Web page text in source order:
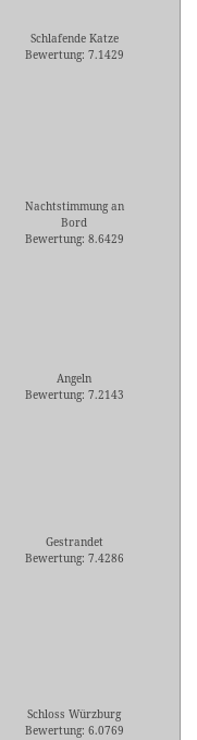
Schlafende Katze
Bewertung: 7.1429
Nachtstimmung an
Bord
Bewertung: 8.6429
Angeln
Bewertung: 7.2143
Gestrandet
Bewertung: 7.4286
Schloss Würzburg
Bewertung: 6.0769